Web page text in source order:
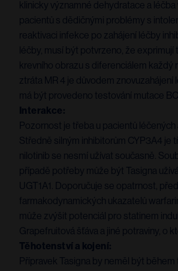
klinicky významné dehydratace a
pacientů s dědičnými problémy s
reaktivaci infekce po zahájení léčby
léčby, musí být potvrzeno, že
krevního obrazu s diferenciálem
ztráta MR 4 je důvodem
má být provedeno testování mutace
Interakce:
Pozornost je třeba u pacientů
Středně silným inhibitorům CYP3A4 je
nilotinib se nesmí užívat současně.
případě potřeby může být Tasigna
UGT1A1. Doporučuje se opatrnost,
farmakodynamických ukazatelů
může zvýšit potenciál pro statinem
Grapefruitová šťáva a jiné potraviny, o
Těhotenství a kojení:
Přípravek Tasigna by neměl být